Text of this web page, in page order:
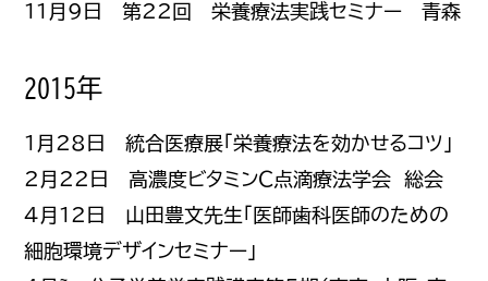
11月9日 第22回 栄養療法実践セミナー 青森
2015年
1月28日 統合医療展「栄養療法を効かせるコツ」
2月22日 高濃度ビタミンＣ点滴療法学会 総会
4月12日 山田豊文先生「医師歯科医師のための
細胞環境デザインセミナー」